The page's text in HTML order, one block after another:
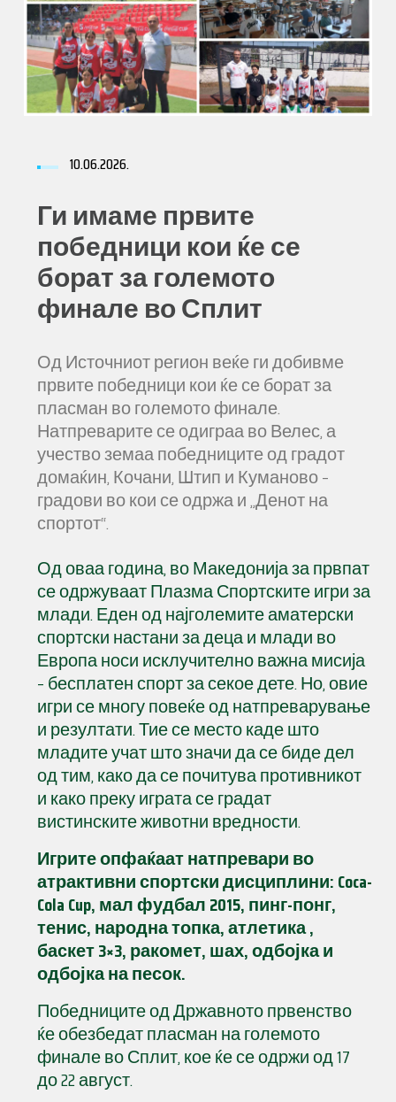
10.06.2026.
Ги имаме првите
победници кои ќе се
борат за големото
финале во Сплит
Од Источниот регион веќе ги добивме
првите победници кои ќе се борат за
пласман во големото финале.
Натпреварите се одиграа во Велес, а
учество земаа победниците од градот
домаќин, Кочани, Штип и Куманово –
градови во кои се одржа и „Денот на
спортот“.
Од оваа година, во Македонија за првпат
се одржуваат Плазма Спортските игри за
млади. Еден од најголемите аматерски
спортски настани за деца и млади во
Европа носи исклучително важна мисија
– бесплатен спорт за секое дете. Но, овие
игри се многу повеќе од натпреварување
и резултати. Тие се место каде што
младите учат што значи да се биде дел
од тим, како да се почитува противникот
и како преку играта се градат
вистинските животни вредности.
Игрите опфаќаат натпревари во
атрактивни спортски дисциплини: Coca-
Cola Cup, мал фудбал 2015, пинг-понг,
тенис, народна топка, атлетика ,
баскет 3×3, ракомет, шах, одбојка и
одбојка на песок.
Победниците од Државното првенство
ќе обезбедат пласман на големото
финале во Сплит, кое ќе се одржи од 17
до 22 август.